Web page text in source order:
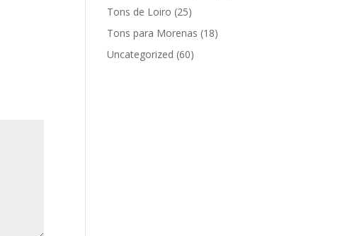
Tons de Loiro (25)
Tons para Morenas (18)
Uncategorized (60)